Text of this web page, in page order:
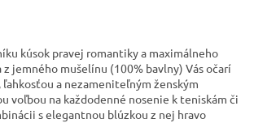
kúsok pravej romantiky a maximálneho
z jemného mušelínu (100% bavlny) Vás očarí
a nezameniteľným ženským
voľbou na každodenné nosenie k teniskám či
s elegantnou blúzkou z nej hravo